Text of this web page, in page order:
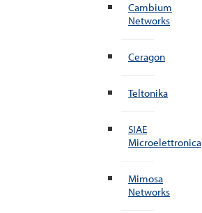
Cambium
Networks
Ceragon
Teltonika
SIAE
Microelettronica
Mimosa
Networks